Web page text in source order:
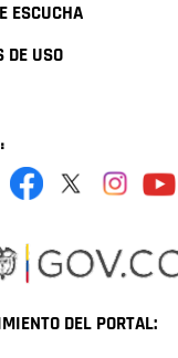
ESCUCHA
DE USO
DEL PORTAL: